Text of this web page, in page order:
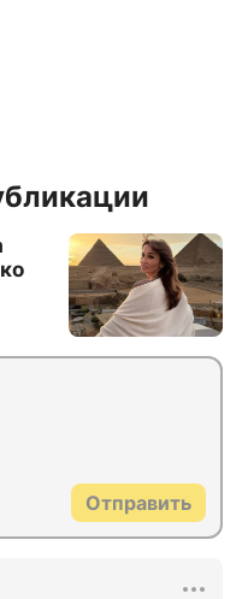
Отправить